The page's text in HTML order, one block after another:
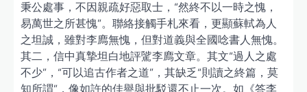
秉公處事，不因親疏好惡取士，“然終不以一時之愧，
易萬世之所甚愧”。聯絡接觸手札來看，更顯蘇軾為人
之坦誠，雖對李廌無愧，但對道義與全國唸書人無愧。
其二，信中真摯坦白地評騭李廌文章。其文“過人之處
不少”，“可以追古作者之道”，其缺乏“則讀之終篇，莫
知所謂”，像如許的佳譽與批駁還不止一次。如《答李